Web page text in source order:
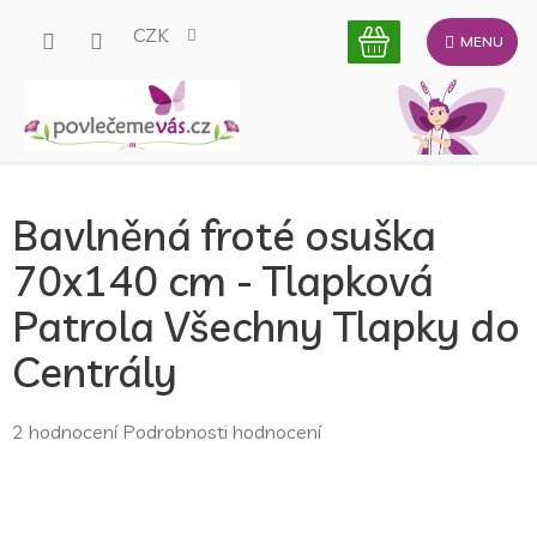
CZK
Bavlněná froté osuška
70x140 cm - Tlapková
Patrola Všechny Tlapky do
Centrály
Průměrné
2 hodnocení Podrobnosti hodnocení